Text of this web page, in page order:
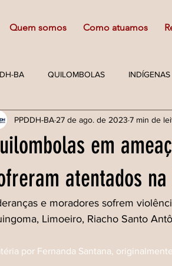
Quem somos Como atuamos
BA QUILOMBOLAS INDÍGENAS
SAIU NA MÍDIA JOVENS DEFENSORES
MEIO AMBIENTE
em
atentados na
PPDDH-BA 27 de ago. de 2023 7 min de
e moradores sofrem
Limoeiro, Riacho Santo
por Fernanda Santana,